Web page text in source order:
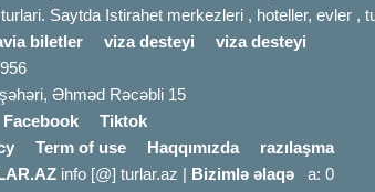
Saytda Istirahet merkezleri , hoteller, evler ,
biletler viza desteyi
viza desteyi
Əhməd Rəcəbli 15
Facebook
Tiktok
Term of use Haqqımızda
razılaşma
info [@] turlar.az | Bizimlə əlaqə a: 0